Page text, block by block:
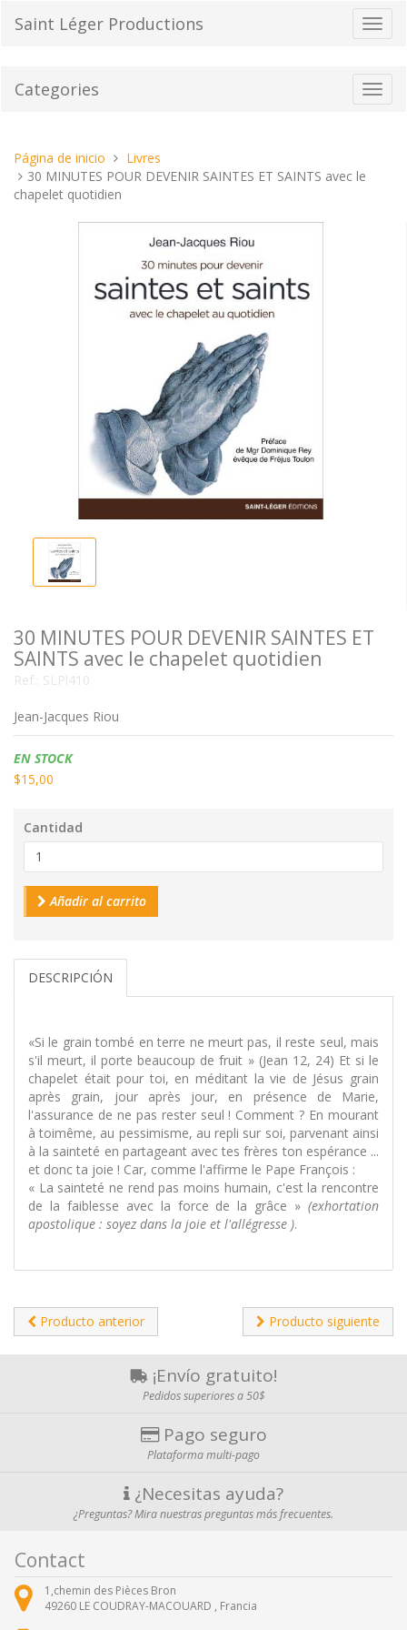
el
de
Saint Léger Productions
Categories
Estas
aquí:
Página de inicio
Livres
30 MINUTES POUR DEVENIR SAINTES ET SAINTS avec le
chapelet quotidien
30 MINUTES POUR DEVENIR SAINTES ET
SAINTS avec le chapelet quotidien
Ref.: SLPl410
Jean-Jacques Riou
Disponibilidad:
EN STOCK
$15,00
Cantidad
Añadir al carrito
DESCRIPCIÓN
«Si le grain tombé en terre ne meurt pas, il reste seul, mais
s'il meurt, il porte beaucoup de fruit » (Jean 12, 24) Et si le
chapelet était pour toi, en méditant la vie de Jésus grain
après grain, jour après jour, en présence de Marie,
l'assurance de ne pas rester seul ! Comment ? En mourant
à toimême, au pessimisme, au repli sur soi, parvenant ainsi
à la sainteté en partageant avec tes frères ton espérance ...
et donc ta joie ! Car, comme l'affirme le Pape François :
« La sainteté ne rend pas moins humain, c'est la rencontre
de la faiblesse avec la force de la grâce » (exhortation
apostolique : soyez dans la joie et l'allégresse ).
Producto anterior Producto siguiente
¡Envío gratuito!
Pedidos superiores a 50$
Pago seguro
Plataforma multi-pago
¿Necesitas ayuda?
¿Preguntas? Mira nuestras preguntas más frecuentes.
Contact
1,chemin des Pièces Bron
49260 LE COUDRAY-MACOUARD , Francia